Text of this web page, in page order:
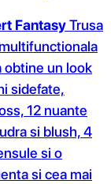
FantasyTrusa
obtine un look
sidefate,
12 nuante
si blush, 4
si o
si cea mai